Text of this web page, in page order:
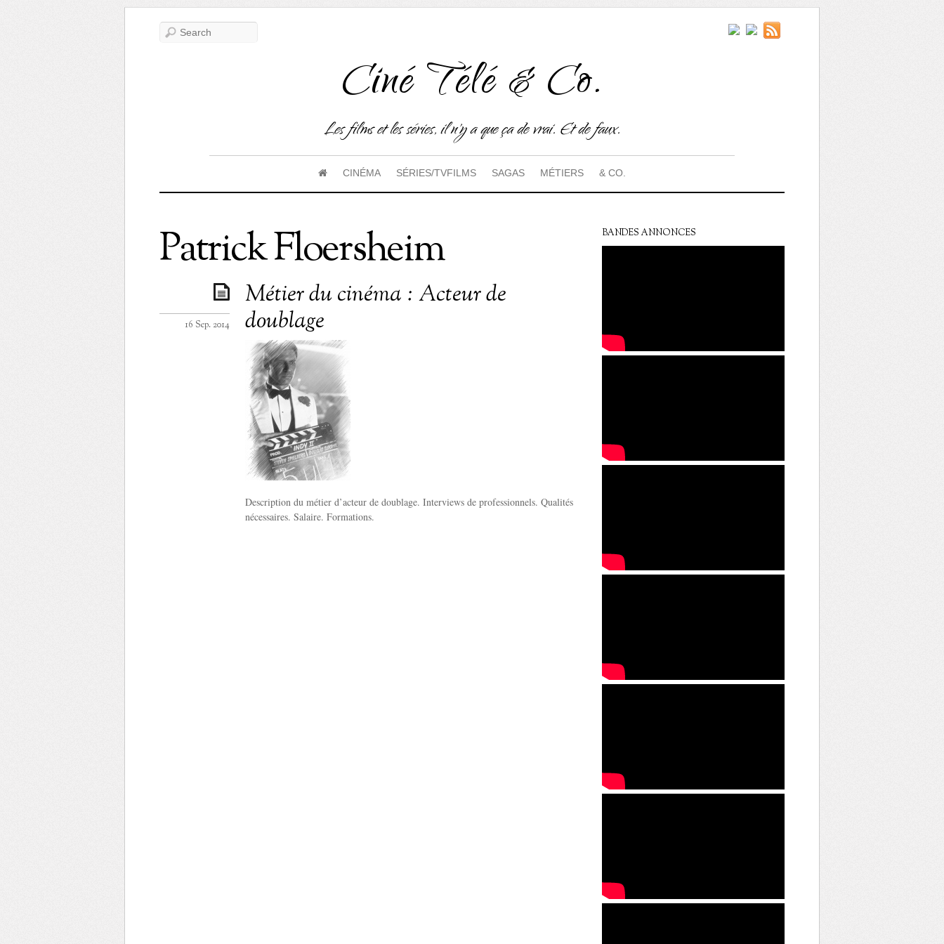
Ciné Télé & Co.
Les films et les séries, il n'y a que ça de vrai. Et de faux.
CINÉMA SÉRIES/TVFILMS SAGAS MÉTIERS & CO.
Patrick Floersheim
Métier du cinéma : Acteur de
doublage
16 Sep. 2014
Description du métier d’acteur de doublage. Interviews de professionnels. Qualités
nécessaires. Salaire. Formations.
BANDES ANNONCES